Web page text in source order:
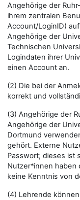
Angehörige der
ihrem zentralen
Account/LoginID)
Angehörige der
Technischen
Logindaten ihrer
einen Account an.
(2) Die bei der
korrekt und
(3) Angehörige der
Angehörige der
Dortmund
gehört. Externe
Passwort; dieses ist
Nutzer*innen haben
keine Kenntnis von
(4) Lehrende